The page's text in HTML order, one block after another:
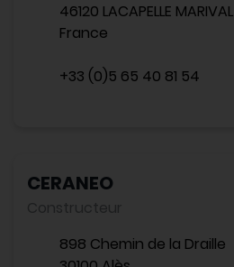
46120 LACAPELLE MARIVAL
France
+33 (0)5 65 40 81 54
CERANEO
Constructeur
898 Chemin de la Draille